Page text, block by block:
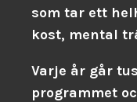
som tar ett
kost, mental
Varje år går
programmet